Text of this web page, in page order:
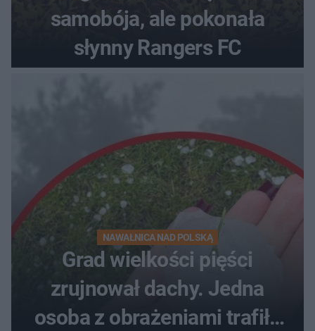
samobója, ale pokonała
słynny Rangers FC
NAWAŁNICA NAD POLSKĄ
Grad wielkości pięści
zrujnował dachy. Jedna
osoba z obrażeniami trafiła